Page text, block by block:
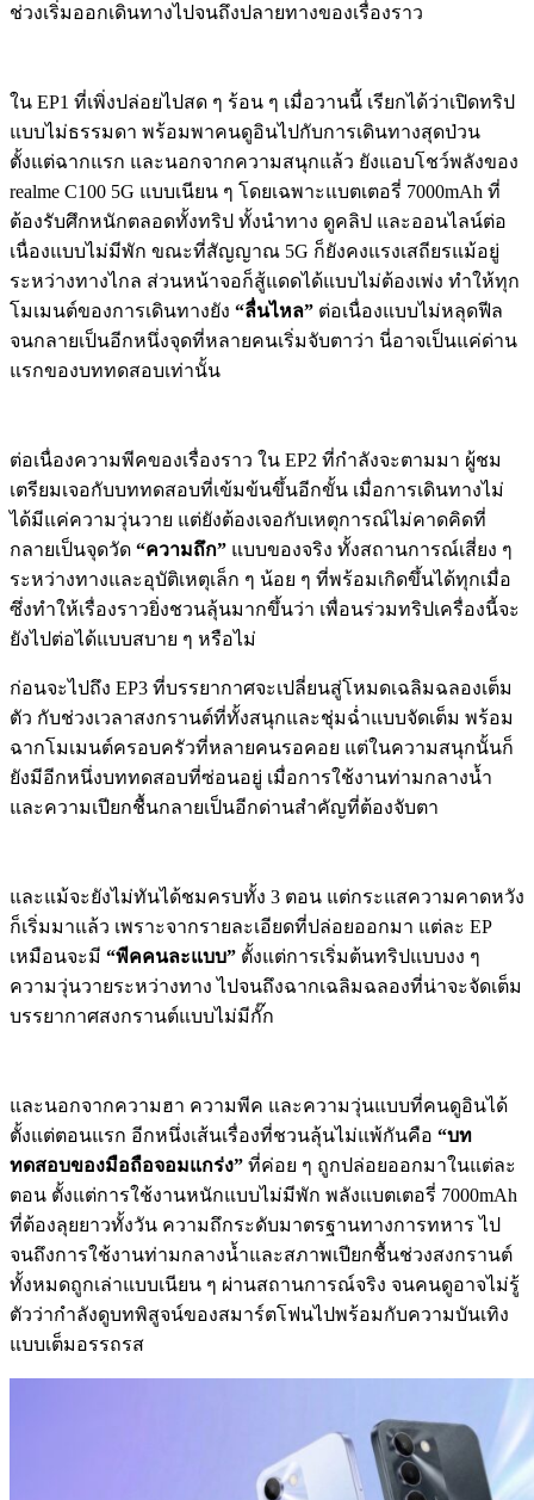
ช่วงเริ่มออกเดินทางไปจนถึงปลายทางของเรื่องราว
ใน EP1 ที่เพิ่งปล่อยไปสด ๆ ร้อน ๆ เมื่อวานนี้ เรียกได้ว่าเปิดทริป
แบบไม่ธรรมดา พร้อมพาคนดูอินไปกับการเดินทางสุดป่วน
ตั้งแต่ฉากแรก และนอกจากความสนุกแล้ว ยังแอบโชว์พลังของ
realme C100 5G แบบเนียน ๆ โดยเฉพาะแบตเตอรี่ 7000mAh ที่
ต้องรับศึกหนักตลอดทั้งทริป ทั้งนำทาง ดูคลิป และออนไลน์ต่อ
เนื่องแบบไม่มีพัก ขณะที่สัญญาณ 5G ก็ยังคงแรงเสถียรแม้อยู่
ระหว่างทางไกล ส่วนหน้าจอก็สู้แดดได้แบบไม่ต้องเพ่ง ทำให้ทุก
โมเมนต์ของการเดินทางยัง “ลื่นไหล” ต่อเนื่องแบบไม่หลุดฟีล
จนกลายเป็นอีกหนึ่งจุดที่หลายคนเริ่มจับตาว่า นี่อาจเป็นแค่ด่าน
แรกของบททดสอบเท่านั้น
ต่อเนื่องความพีคของเรื่องราว ใน EP2 ที่กำลังจะตามมา ผู้ชม
เตรียมเจอกับบททดสอบที่เข้มข้นขึ้นอีกขั้น เมื่อการเดินทางไม่
ได้มีแค่ความวุ่นวาย แต่ยังต้องเจอกับเหตุการณ์ไม่คาดคิดที่
กลายเป็นจุดวัด “ความถึก” แบบของจริง ทั้งสถานการณ์เสี่ยง ๆ
ระหว่างทางและอุบัติเหตุเล็ก ๆ น้อย ๆ ที่พร้อมเกิดขึ้นได้ทุกเมื่อ
ซึ่งทำให้เรื่องราวยิ่งชวนลุ้นมากขึ้นว่า เพื่อนร่วมทริปเครื่องนี้จะ
ยังไปต่อได้แบบสบาย ๆ หรือไม่
ก่อนจะไปถึง EP3 ที่บรรยากาศจะเปลี่ยนสู่โหมดเฉลิมฉลองเต็ม
ตัว กับช่วงเวลาสงกรานต์ที่ทั้งสนุกและชุ่มฉ่ำแบบจัดเต็ม พร้อม
ฉากโมเมนต์ครอบครัวที่หลายคนรอคอย แต่ในความสนุกนั้นก็
ยังมีอีกหนึ่งบททดสอบที่ซ่อนอยู่ เมื่อการใช้งานท่ามกลางน้ำ
และความเปียกชื้นกลายเป็นอีกด่านสำคัญที่ต้องจับตา
และแม้จะยังไม่ทันได้ชมครบทั้ง 3 ตอน แต่กระแสความคาดหวัง
ก็เริ่มมาแล้ว เพราะจากรายละเอียดที่ปล่อยออกมา แต่ละ EP
เหมือนจะมี “พีคคนละแบบ” ตั้งแต่การเริ่มต้นทริปแบบงง ๆ
ความวุ่นวายระหว่างทาง ไปจนถึงฉากเฉลิมฉลองที่น่าจะจัดเต็ม
บรรยากาศสงกรานต์แบบไม่มีกั๊ก
และนอกจากความฮา ความพีค และความวุ่นแบบที่คนดูอินได้
ตั้งแต่ตอนแรก อีกหนึ่งเส้นเรื่องที่ชวนลุ้นไม่แพ้กันคือ “บท
ทดสอบของมือถือจอมแกร่ง” ที่ค่อย ๆ ถูกปล่อยออกมาในแต่ละ
ตอน ตั้งแต่การใช้งานหนักแบบไม่มีพัก พลังแบตเตอรี่ 7000mAh
ที่ต้องลุยยาวทั้งวัน ความถึกระดับมาตรฐานทางการทหาร ไป
จนถึงการใช้งานท่ามกลางน้ำและสภาพเปียกชื้นช่วงสงกรานต์
ทั้งหมดถูกเล่าแบบเนียน ๆ ผ่านสถานการณ์จริง จนคนดูอาจไม่รู้
ตัวว่ากำลังดูบทพิสูจน์ของสมาร์ตโฟนไปพร้อมกับความบันเทิง
แบบเต็มอรรถรส